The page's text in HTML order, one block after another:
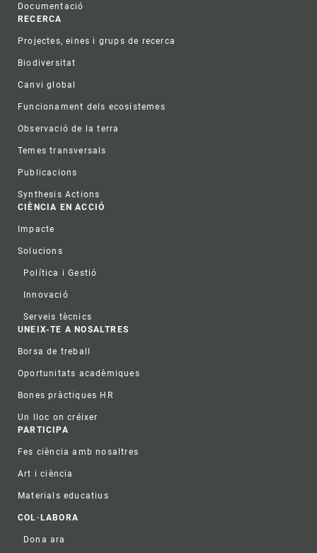
Documentació
RECERCA
Projectes, eines i grups de recerca
Biodiversitat
Canvi global
Funcionament dels ecosistemes
Observació de la terra
Temes transversals
Publicacions
Synthesis Actions
CIÈNCIA EN ACCIÓ
Impacte
Solucions
Política i Gestió
Innovació
Serveis tècnics
UNEIX-TE A NOSALTRES
Borsa de treball
Oportunitats acadèmiques
Bones pràctiques HR
Un lloc on créixer
PARTICIPA
Fes ciència amb nosaltres
Art i ciència
Materials educatius
COL·LABORA
Dona ara